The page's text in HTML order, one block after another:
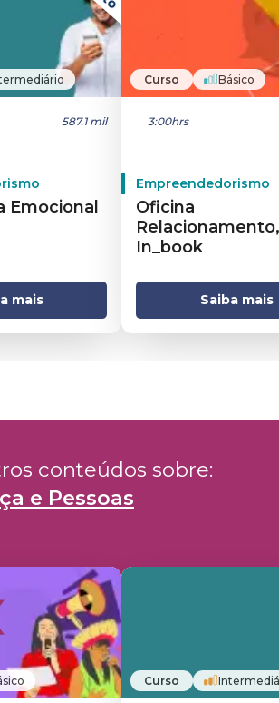
587.1 mil
Emocional
mais
Curso Básico
3:00hrs
Empreendedorismo
Oficina
Relacionamento,
In_book
Saiba mais
e Pessoas
Curso